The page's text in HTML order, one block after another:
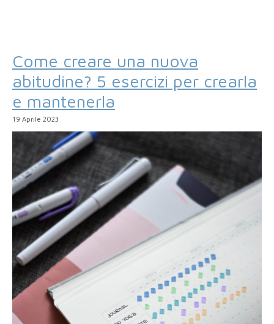
Come creare una nuova
abitudine? 5 esercizi per crearla
e mantenerla
19 Aprile 2023